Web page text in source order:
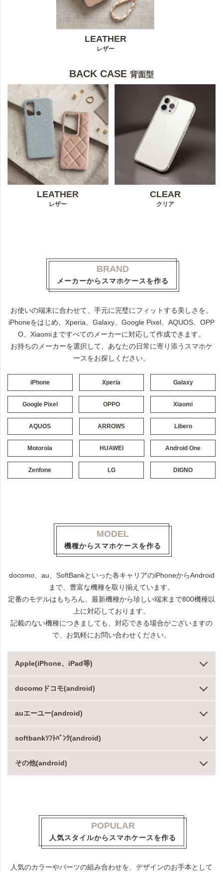
LEATHER
レザー
BACK CASE 背面型
LEATHER
レザー
CLEAR
クリア
BRAND
メーカーからスマホケースを作る
お使いの端末に合わせて、手元に完璧にフィットする美しさを。
iPhoneをはじめ、Xperia、Galaxy、Google Pixel、AQUOS、OPP
O、Xiaomiまですべてのメーカーに対応して作成できます。
お持ちのメーカーを選択して、あなたの日常に寄り添うスマホケ
ースをお探しください。
iPhone Xperia Galaxy
Google Pixel OPPO Xiaomi
AQUOS ARROWS Libero
Motorola HUAWEI Android One
Zenfone LG DIGNO
MODEL
機種からスマホケースを作る
docomo、au、SoftBankといった各キャリアのiPhoneからAndroid
まで、豊富な機種を取り揃えています。
定番のモデルはもちろん、最新機種から珍しい端末まで800機種以
上に対応しております。
記載のない機種につきましても、対応できる場合がございますの
で、お気軽にお問い合わせください。
Apple(iPhone、iPad等)
docomoドコモ(android)
auエーユー(android)
softbankｿﾌﾄﾊﾞﾝｸ(android)
その他(android)
POPULAR
人気スタイルからスマホケースを作る
人気のカラーやパーツの組み合わせを、デザインのお手本として